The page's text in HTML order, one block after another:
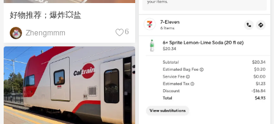
好物推荐；爆炸💥盐
Zhengmmm 6